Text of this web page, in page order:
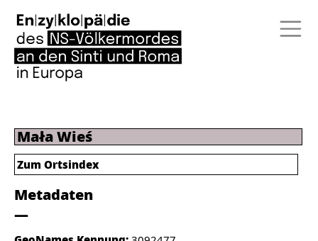
Mała Wieś
Metadaten
Zum Ortsindex